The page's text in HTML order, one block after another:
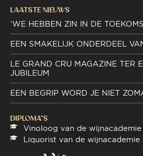
LAATSTE NIEUWS
‘WE HEBBEN ZIN IN DE
EEN SMAKELIJK ONDERDEEL
LE GRAND CRU MAGAZINE TER
JUBILEUM
EEN BEGRIP WORD JE NIET
DIPLOMA"S
Vinoloog van de wijnacademie
Liquorist van de wijnacademie